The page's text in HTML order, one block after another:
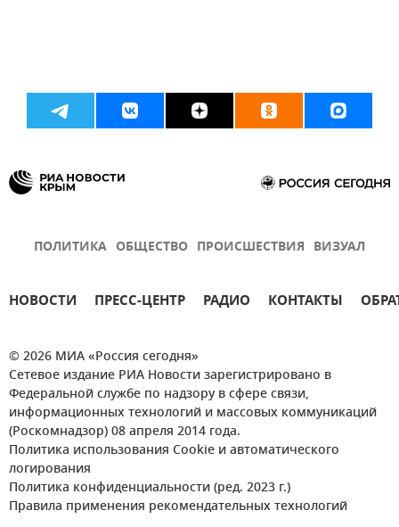
ПОЛИТИКА ОБЩЕСТВО ПРОИСШЕСТВИЯ ВИЗУАЛ
НОВОСТИ ПРЕСС-ЦЕНТР РАДИО КОНТАКТЫ
© 2026 МИА «Россия сегодня»
Сетевое издание РИА Новости зарегистрировано в
Федеральной службе по надзору в сфере связи,
информационных технологий и массовых коммуникаций
(Роскомнадзор) 08 апреля 2014 года.
Политика использования Cookie и автоматического
логирования
Политика конфиденциальности (ред. 2023 г.)
Правила применения рекомендательных технологий